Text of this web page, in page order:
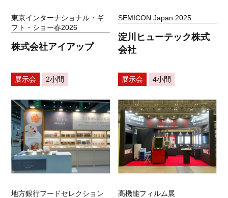
東京インターナショナル・ギ
フト・ショー春2026
株式会社アイアップ
SEMICON Japan 2025
淀川ヒューテック株式
会社
展示会 2小間
地方銀行フードセレクション
展示会 4小間
高機能フィルム展